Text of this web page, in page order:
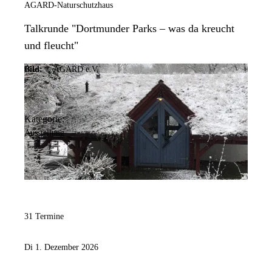
AGARD-Naturschutzhaus
Talkrunde "Dortmunder Parks – was da kreucht
und fleucht"
Bild: © AGARD e.V.
Kategorie:
Ausstellung
31 Termine
Di 1. Dezember 2026